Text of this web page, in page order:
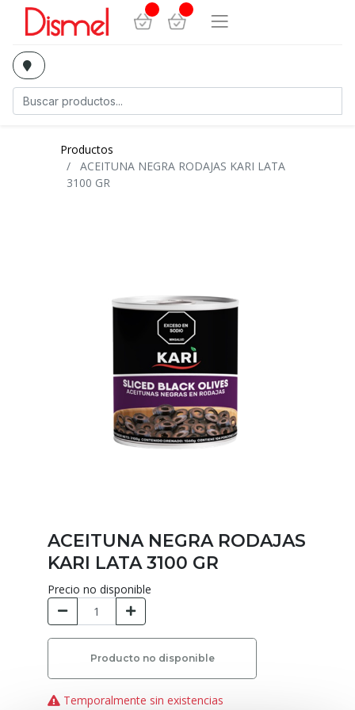
Productos
ACEITUNA NEGRA RODAJAS KARI LATA
3100 GR
ACEITUNA NEGRA RODAJAS
KARI LATA 3100 GR
Precio no disponible
Producto no disponible
Temporalmente sin existencias